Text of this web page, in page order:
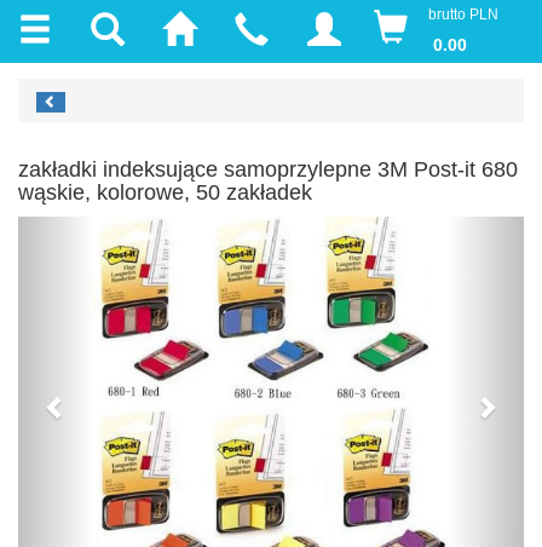
brutto PLN
0.00
zakładki indeksujące samoprzylepne 3M Post-it 680
wąskie, kolorowe, 50 zakładek
Previous